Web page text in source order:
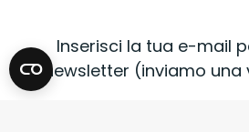
Inserisci la tua e-mail
newsletter (inviamo